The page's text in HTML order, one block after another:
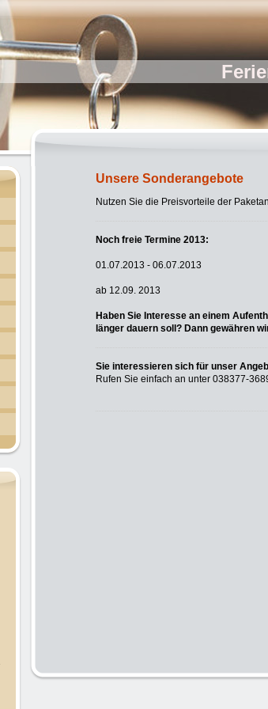
Unsere Sonderangebote
Nutzen Sie die Preisvorteile der
Noch freie Termine 2013:
01.07.2013 - 06.07.2013
ab 12.09. 2013
Haben Sie Interesse an einem
länger dauern soll? Dann gewähren
Sie interessieren sich für unser
Rufen Sie einfach an unter 038377-